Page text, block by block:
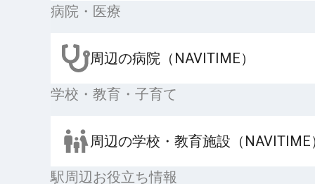
病院・医療
周辺の病院（NAVITIME）
学校・教育・子育て
周辺の学校・教育施設（NAVITIME
駅周辺お役立ち情報